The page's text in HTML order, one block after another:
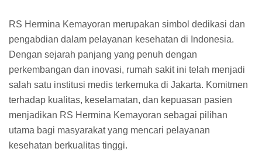
RS Hermina Kemayoran merupakan simbol dedikasi dan
pengabdian dalam pelayanan kesehatan di Indonesia.
Dengan sejarah panjang yang penuh dengan
perkembangan dan inovasi, rumah sakit ini telah menjadi
salah satu institusi medis terkemuka di Jakarta. Komitmen
terhadap kualitas, keselamatan, dan kepuasan pasien
menjadikan RS Hermina Kemayoran sebagai pilihan
utama bagi masyarakat yang mencari pelayanan
kesehatan berkualitas tinggi.